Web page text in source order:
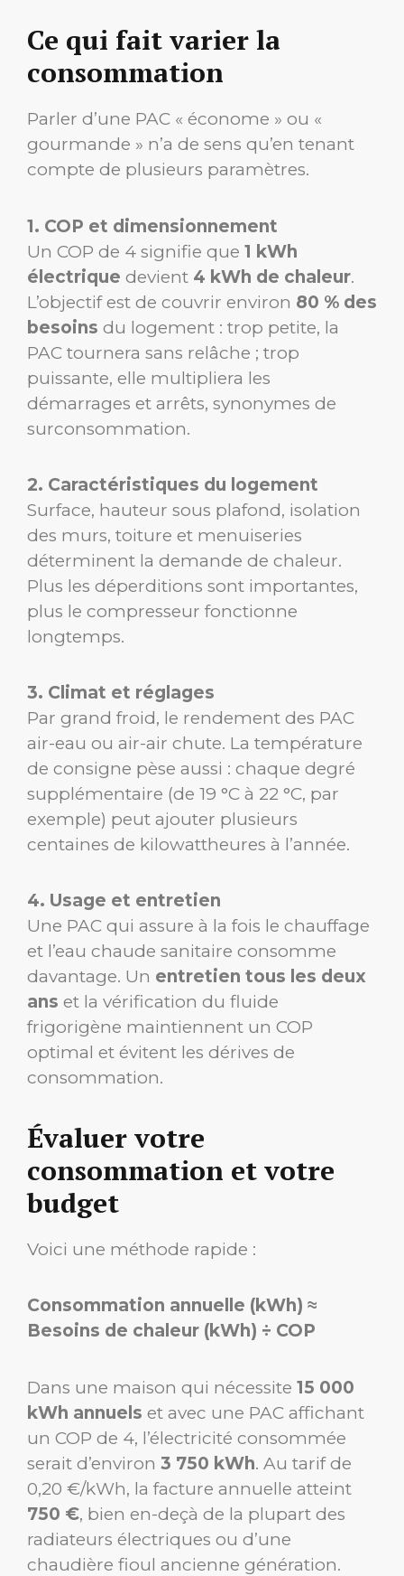
Ce qui fait varier la
consommation
Parler d’une PAC « économe » ou «
gourmande » n’a de sens qu’en tenant
compte de plusieurs paramètres.
1. COP et dimensionnement
Un COP de 4 signifie que 1 kWh
électrique devient 4 kWh de chaleur.
L’objectif est de couvrir environ 80 % des
besoins du logement : trop petite, la
PAC tournera sans relâche ; trop
puissante, elle multipliera les
démarrages et arrêts, synonymes de
surconsommation.
2. Caractéristiques du logement
Surface, hauteur sous plafond, isolation
des murs, toiture et menuiseries
déterminent la demande de chaleur.
Plus les déperditions sont importantes,
plus le compresseur fonctionne
longtemps.
3. Climat et réglages
Par grand froid, le rendement des PAC
air-eau ou air-air chute. La température
de consigne pèse aussi : chaque degré
supplémentaire (de 19 °C à 22 °C, par
exemple) peut ajouter plusieurs
centaines de kilowattheures à l’année.
4. Usage et entretien
Une PAC qui assure à la fois le chauffage
et l’eau chaude sanitaire consomme
davantage. Un entretien tous les deux
ans et la vérification du fluide
frigorigène maintiennent un COP
optimal et évitent les dérives de
consommation.
Évaluer votre
consommation et votre
budget
Voici une méthode rapide :
Consommation annuelle (kWh) ≈
Besoins de chaleur (kWh) ÷ COP
Dans une maison qui nécessite 15 000
kWh annuels et avec une PAC affichant
un COP de 4, l’électricité consommée
serait d’environ 3 750 kWh. Au tarif de
0,20 €/kWh, la facture annuelle atteint
750 €, bien en-deçà de la plupart des
radiateurs électriques ou d’une
chaudière fioul ancienne génération.